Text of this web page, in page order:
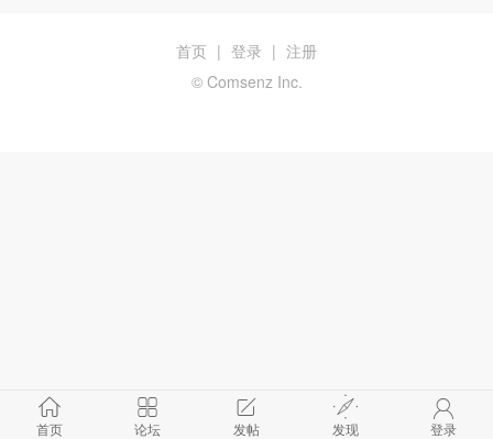
首页 论坛 发帖 发现 登录
首页 | 登录 | 注册
© Comsenz Inc.